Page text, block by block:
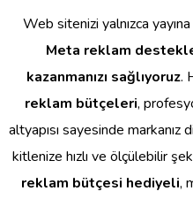
Web sitenizi yalnızca
Meta reklam
kazanmanızı sağlıyoruz.
reklam bütçeleri,
altyapısı sayesinde
kitlenize hızlı ve ölçülebilir
reklam bütçesi hediyeli,